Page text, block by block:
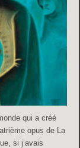
qui a créé
opus de La
si j’avais